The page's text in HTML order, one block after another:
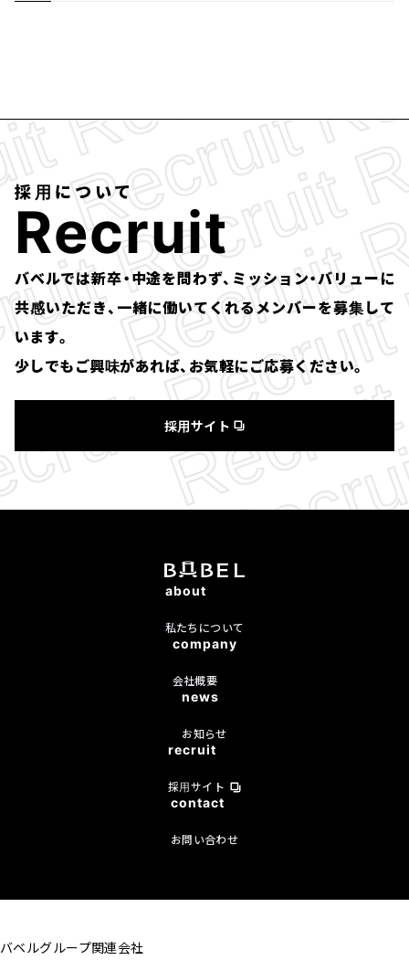
採用について
Recruit
バベルでは新卒・中途を問わず、ミッション・バリューに
共感いただき、一緒に働いてくれるメンバーを募集して
います。
少しでもご興味があれば、お気軽にご応募ください。
採用サイト
about
私たちについて
company
会社概要
news
お知らせ
recruit
採用サイト
contact
お問い合わせ
バベルグループ関連会社